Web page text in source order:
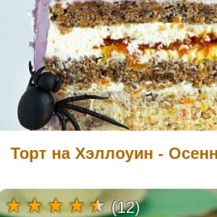
Торт на Хэллоуин -
(12)